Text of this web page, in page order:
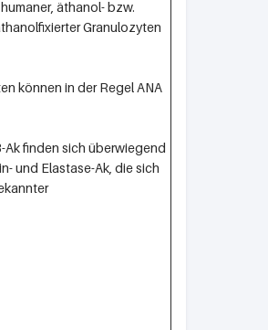
äthanol- bzw.
Granulozyten
können in der Regel ANA
Ak finden sich überwiegend
und Elastase-Ak, die sich